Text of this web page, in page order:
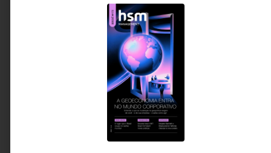
DESENVOLVIMENTO PESSOAL
2020: o ano que não aconteceu